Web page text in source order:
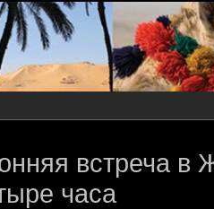
встреча в
часа